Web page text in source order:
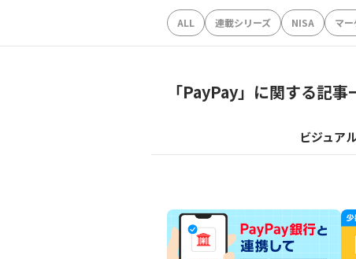
ALL 連載シリーズ NISA マ
「PayPay」に関する記事
ビジュア